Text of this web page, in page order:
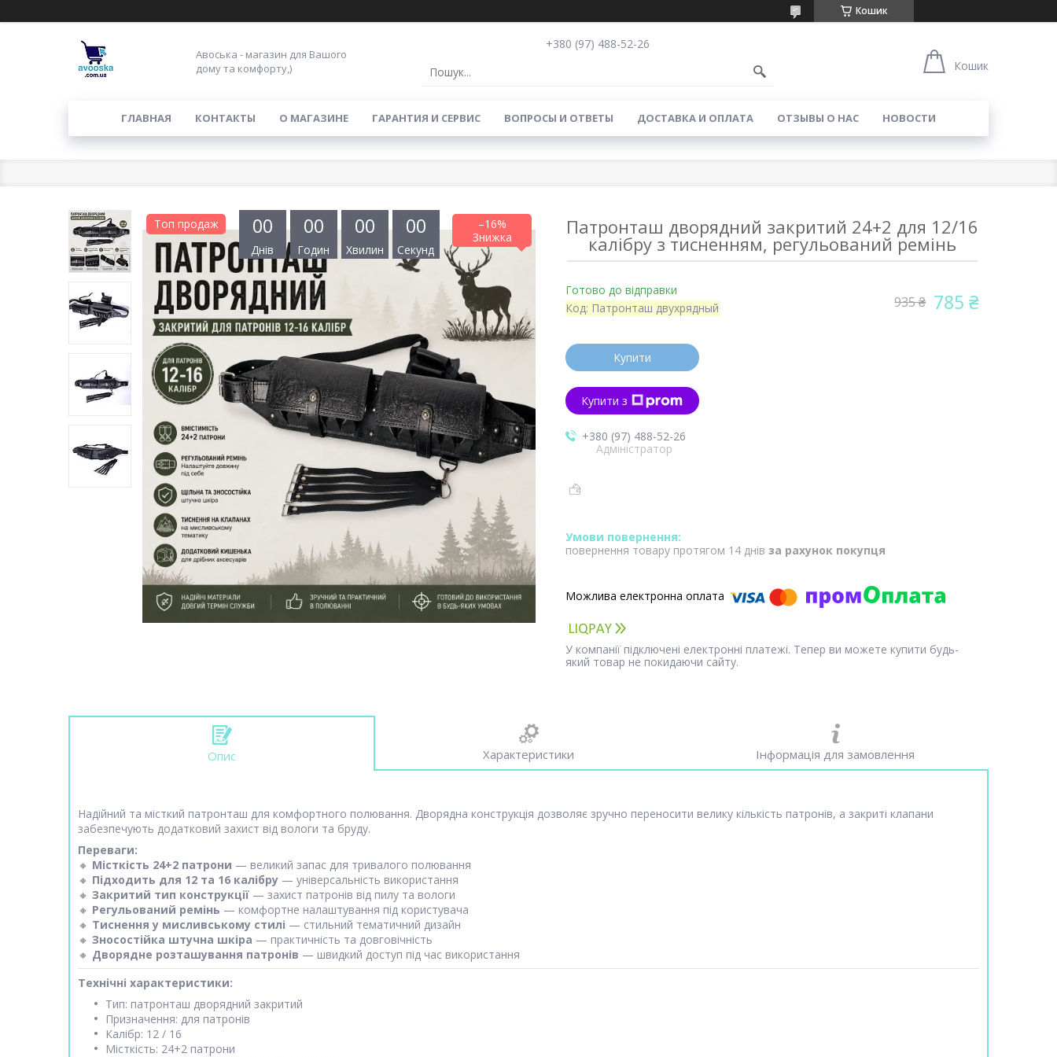
Кошик
Авоська - магазин для Вашого
дому та комфорту,)
+380 (97) 488-52-26
Кошик
ГЛАВНАЯ КОНТАКТЫ О МАГАЗИНЕ ГАРАНТИЯ И СЕРВИС ВОПРОСЫ И ОТВЕТЫ ДОСТАВКА И ОПЛАТА ОТЗЫВЫ О НАС НОВОСТИ
Топ продаж –16%
00
Днів
00
Годин
00
Хвилин
00
Секунд
Патронташ дворядний закритий 24+2 для 12/16
калібру з тисненням, регульований ремінь
Готово до відправки
Код: Патронташ двухрядный 935 ₴ 785 ₴
Купити
Купити з
+380 (97) 488-52-26
Адміністратор
повернення товару протягом 14 днів за рахунок покупця
У компанії підключені електронні платежі. Тепер ви можете купити будь-
який товар не покидаючи сайту.
Опис Характеристики Інформація для замовлення
Надійний та місткий патронташ для комфортного полювання. Дворядна конструкція дозволяє зручно переносити велику кількість патронів, а закриті клапани
забезпечують додатковий захист від вологи та бруду.
Переваги:
🔸 Місткість 24+2 патрони — великий запас для тривалого полювання
🔸 Підходить для 12 та 16 калібру — універсальність використання
🔸 Закритий тип конструкції — захист патронів від пилу та вологи
🔸 Регульований ремінь — комфортне налаштування під користувача
🔸 Тиснення у мисливському стилі — стильний тематичний дизайн
🔸 Зносостійка штучна шкіра — практичність та довговічність
🔸 Дворядне розташування патронів — швидкий доступ під час використання
Технічні характеристики:
Тип: патронташ дворядний закритий
Призначення: для патронів
Калібр: 12 / 16
Місткість: 24+2 патрони